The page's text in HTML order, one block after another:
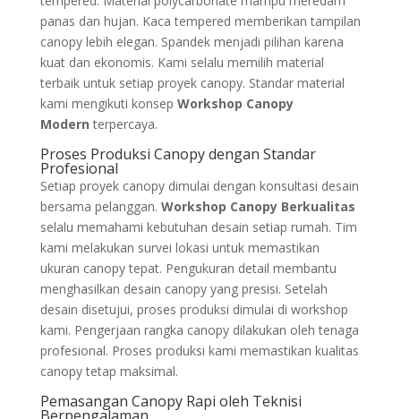
panas dan hujan. Kaca tempered memberikan tampilan
canopy lebih elegan. Spandek menjadi pilihan karena
kuat dan ekonomis. Kami selalu memilih material
terbaik untuk setiap proyek canopy. Standar material
kami mengikuti konsep Workshop Canopy
Modern terpercaya.
Proses Produksi Canopy dengan Standar
Profesional
Setiap proyek canopy dimulai dengan konsultasi desain
bersama pelanggan. Workshop Canopy Berkualitas
selalu memahami kebutuhan desain setiap rumah. Tim
kami melakukan survei lokasi untuk memastikan
ukuran canopy tepat. Pengukuran detail membantu
menghasilkan desain canopy yang presisi. Setelah
desain disetujui, proses produksi dimulai di workshop
kami. Pengerjaan rangka canopy dilakukan oleh tenaga
profesional. Proses produksi kami memastikan kualitas
canopy tetap maksimal.
Pemasangan Canopy Rapi oleh Teknisi